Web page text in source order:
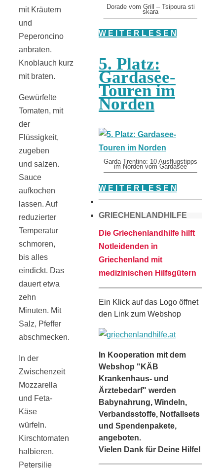
mit Kräutern
und
Peperoncino
anbraten.
Knoblauch kurz
mit braten.
Gewürfelte
Tomaten, mit
der
Flüssigkeit,
zugeben
und salzen.
Sauce
aufkochen
lassen. Auf
reduzierter
Temperatur
schmoren,
bis alles
eindickt. Das
dauert etwa
zehn
Minuten. Mit
Salz, Pfeffer
abschmecken.
In der
Zwischenzeit
Mozzarella
und Feta-
Käse
würfeln.
Kirschtomaten
halbieren.
Petersilie
Dorade vom Grill – Tsipoura sti
skara
W E I T E R L E S E N
5. Platz:
Gardasee-
Touren im
Norden
Garda Trentino: 10 Ausflugstipps
im Norden vom Gardasee
W E I T E R L E S E N
GRIECHENLANDHILFE
Die Griechenlandhilfe hilft
Notleidenden in
Griechenland mit
medizinischen Hilfsgütern
Ein Klick auf das Logo öffnet
den Link zum Webshop
In Kooperation mit dem
Webshop "KÄB
Krankenhaus- und
Ärztebedarf" werden
Babynahrung, Windeln,
Verbandsstoffe, Notfallsets
und Spendenpakete,
angeboten.
Vielen Dank für Deine Hilfe!